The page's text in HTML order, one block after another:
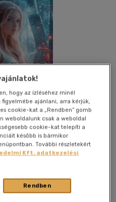
Megosztom
|puhatáblás,
hogy az ízléséhez minél
ajánlani, arra kérjük,
cookie-kat a „Rendben” gomb
weboldalunk csak a weboldal
cookie-kat telepíti a
később is bármikor
További részletekért
Kft. adatkezelési
Rendben